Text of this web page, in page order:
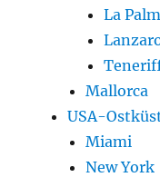
La
Mallorca
USA-
Miami
New York